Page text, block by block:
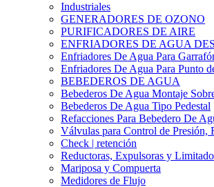
Industriales
GENERADORES DE OZONO
PURIFICADORES DE AIRE
ENFRIADORES DE AGUA
Enfriadores De Agua Para
Enfriadores De Agua Para Punto
BEBEDEROS DE AGUA
Bebederos De Agua Montaje
Bebederos De Agua Tipo Pedestal
Refacciones Para Bebedero De
Válvulas para Control de Presión,
Check | retención
Reductoras, Expulsoras y
Mariposa y Compuerta
Medidores de Flujo